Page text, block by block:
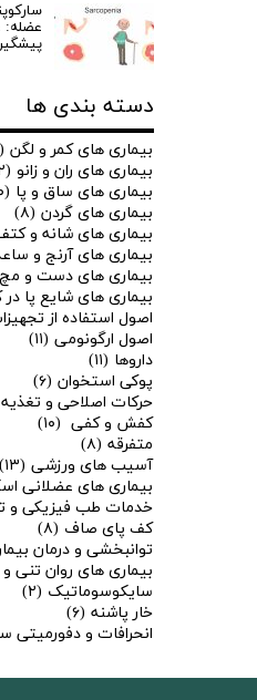
عضله:
دسته بندی ها
بیماری های کمر و لگن (۳۴)
بیماری های ران و زانو (۱۲)
بیماری های ساق و پا (۱۰)
بیماری های گردن (۸)
بیماری های شانه و
بیماری های آرنج و
بیماری های دست و مچ
بیماری های شایع پا در
اصول استفاده از
اصول ارگونومی (۱۱)
داروها (۱۱)
پوکی استخوان (۶)
حرکات اصلاحی و تغذیه
کفش و کفی (۱۰)
متفرقه (۸)
آسیب های ورزشی (۱۳)
بیماری های عضلانی
خدمات طب فیزیکی و
کف پای صاف (۸)
توانبخشی و درمان
بیماری های روان تنی و
سایکوسوماتیک (۲)
خار پاشنه (۶)
انحرافات و دفورمیتی